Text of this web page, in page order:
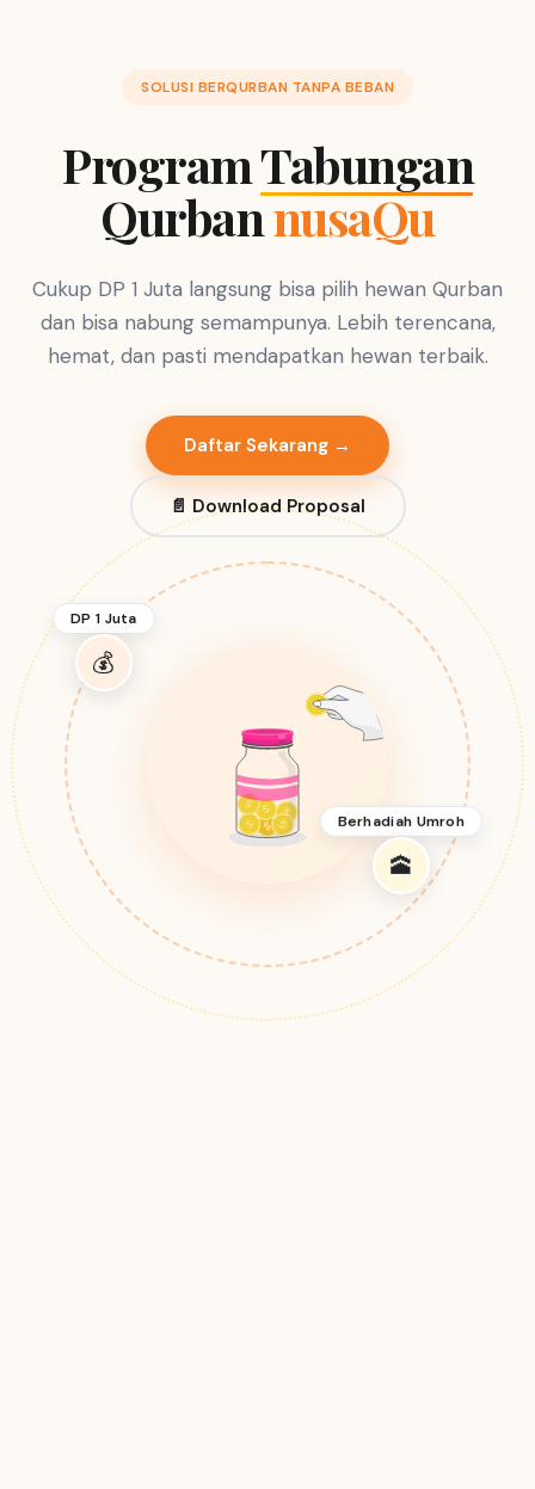
SOLUSI BERQURBAN TANPA BEBAN
ProgramTabungan
QurbannusaQu
Cukup DP 1 Juta langsung bisa pilih hewan Qurban
dan bisa nabung semampunya. Lebih terencana,
hemat, dan pasti mendapatkan hewan terbaik.
Daftar Sekarang →
📄 Download Proposal
DP 1 Juta
💰
Berhadiah Umroh
🕋